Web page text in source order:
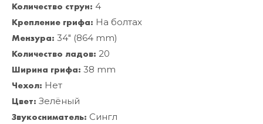
Количество струн: 4
Крепление грифа: На болтах
Мензура: 34" (864 mm)
Количество ладов: 20
Ширина грифа: 38 mm
Чехол: Нет
Цвет: Зелёный
Звукосниматель: Сингл